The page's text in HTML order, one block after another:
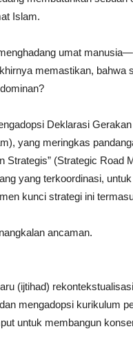
Islam.
umat
memastikan, bahwa
Deklarasi
yang meringkas
Strategis” (Strategic
yang terkoordinasi,
kunci strategi ini
ancaman.
(ijtihad)
mengadopsi kurikulum
untuk membangun